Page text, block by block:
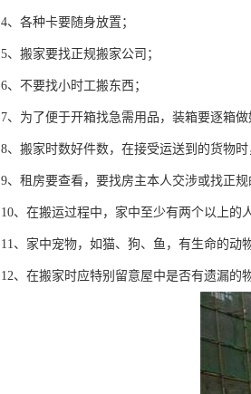
4、各种卡要随身放置；
5、搬家要找正规搬家公司；
6、不要找小时工搬东西；
7、为了便于开箱找急需用品，装箱要逐箱做
8、搬家时数好件数，在接受运送到的货物
9、租房要查看，要找房主本人交涉或找正规
10、在搬运过程中，家中至少有两个以上的
11、家中宠物，如猫、狗、鱼，有生命的动
12、在搬家时应特别留意屋中是否有遗漏的